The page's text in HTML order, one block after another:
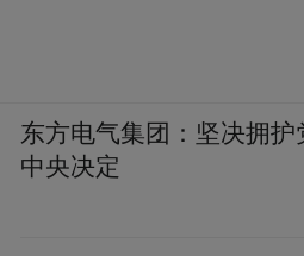
东方电气集团：坚决拥护
中央决定